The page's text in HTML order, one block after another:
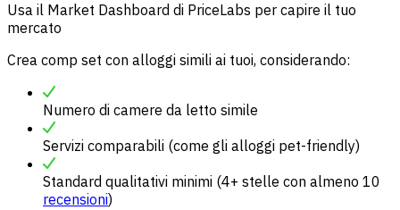
Usa il Market Dashboard di PriceLabs per capire il tuo
mercato
Crea comp set con alloggi simili ai tuoi, considerando:
Numero di camere da letto simile
Servizi comparabili (come gli alloggi pet-friendly)
Standard qualitativi minimi (4+ stelle con almeno 10
recensioni)